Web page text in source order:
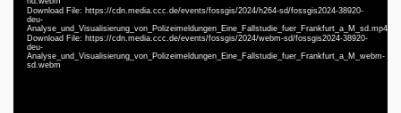
Download File: https://cdn.media.ccc.de/events/fossgis/2024/h264-sd/fossgis2024-38920-
deu-
Analyse_und_Visualisierung_von_Polizeimeldungen_Eine_Fallstudie_fuer_Frankfurt_a_M_sd.mp4
Download File: https://cdn.media.ccc.de/events/fossgis/2024/webm-sd/fossgis2024-38920-
deu-
Analyse_und_Visualisierung_von_Polizeimeldungen_Eine_Fallstudie_fuer_Frankfurt_a_M_webm-
sd.webm
deu 1080p (mp4)
deu 1080p (webm)